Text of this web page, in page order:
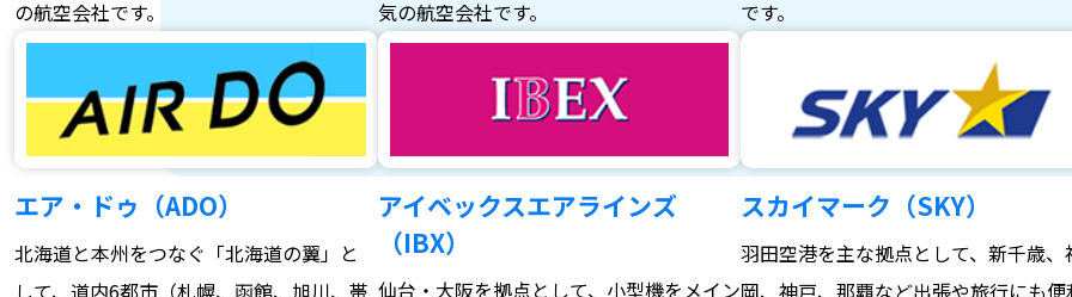
の航空会社です。
気の航空会社です。
です。
エア・ドゥ（ADO）
北海道と本州をつなぐ「北海道の翼」と
アイベックスエアラインズ
（IBX）
仙台・大阪を拠点として、小型機をメイン
スカイマーク（SKY）
羽田空港を主な拠点として、新千歳、